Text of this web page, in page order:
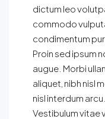
dictum leo
commodo
condimentum
Proin sed ipsum
augue. Morbi
aliquet, nibh nisl
nisl interdum arcu.
Vestibulum vitae